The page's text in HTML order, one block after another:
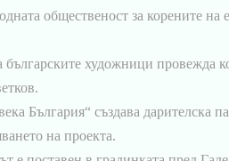
общественост за корените на
художници провежда
България“ създава дарителска
на проекта.